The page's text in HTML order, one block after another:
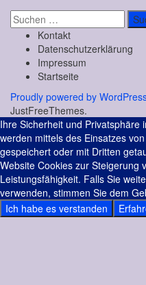
Suchen
nach: Kontakt
Datenschutzerklärung
Impressum
Startseite
Proudly powered by
JustFreeThemes.
Ihre Sicherheit und Privatsphäre
werden mittels des Einsatzes
gespeichert oder mit Dritten
Website Cookies zur Steigerung
Leistungsfähigkeit. Falls Sie
verwenden, stimmen Sie dem
Ich habe es verstanden